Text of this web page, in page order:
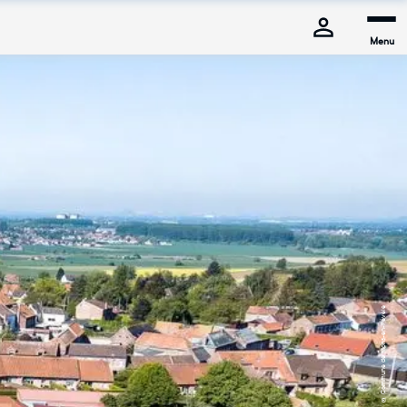
Menu
© Commune de Mons-en-Pévèle